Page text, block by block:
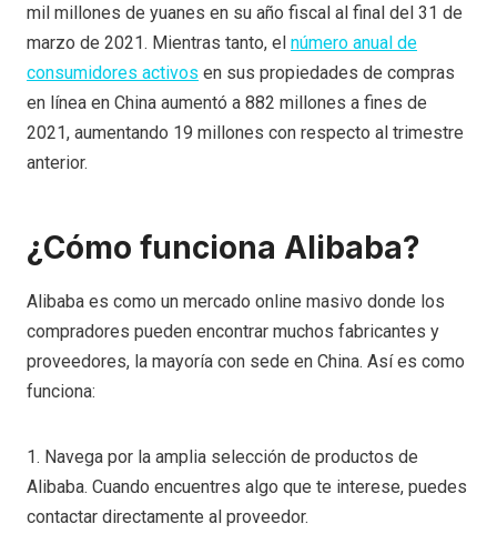
mil millones de yuanes en su año fiscal al final del 31 de
marzo de 2021. Mientras tanto, el número anual de
consumidores activos en sus propiedades de compras
en línea en China aumentó a 882 millones a fines de
2021, aumentando 19 millones con respecto al trimestre
anterior.
¿Cómo funciona Alibaba?
Alibaba es como un mercado online masivo donde los
compradores pueden encontrar muchos fabricantes y
proveedores, la mayoría con sede en China. Así es como
funciona:
1. Navega por la amplia selección de productos de
Alibaba. Cuando encuentres algo que te interese, puedes
contactar directamente al proveedor.